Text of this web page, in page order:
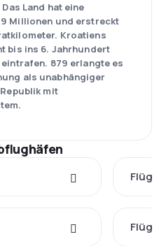
Land hat eine
Millionen und erstreckt
Kroatiens
bis ins 6. Jahrhundert
879 erlangte es
als unabhängiger
mit
Flüge
Flüge